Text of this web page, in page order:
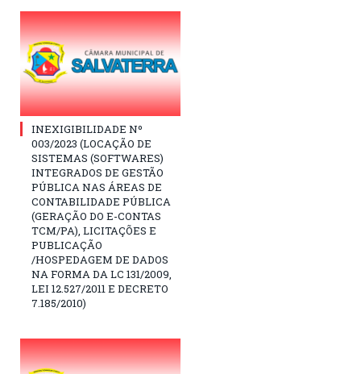
INEXIGIBILIDADE Nº
003/2023 (LOCAÇÃO DE
SISTEMAS (SOFTWARES)
INTEGRADOS DE GESTÃO
PÚBLICA NAS ÁREAS DE
CONTABILIDADE PÚBLICA
(GERAÇÃO DO E-CONTAS
TCM/PA), LICITAÇÕES E
PUBLICAÇÃO
/HOSPEDAGEM DE DADOS
NA FORMA DA LC 131/2009,
LEI 12.527/2011 E DECRETO
7.185/2010)